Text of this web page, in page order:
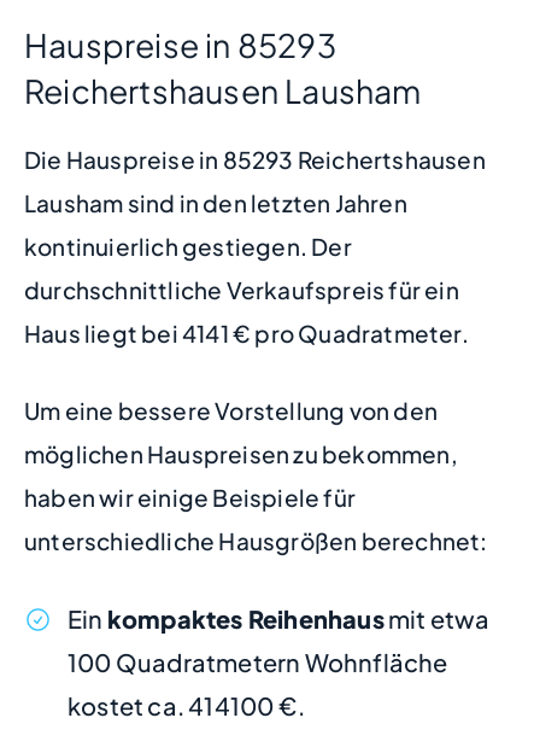
Hauspreise in 85293
Reichertshausen Lausham
Die Hauspreise in 85293 Reichertshausen
Lausham sind in den letzten Jahren
kontinuierlich gestiegen. Der
durchschnittliche Verkaufspreis für ein
Haus liegt bei 4141 € pro Quadratmeter.
Um eine bessere Vorstellung von den
möglichen Hauspreisen zu bekommen,
haben wir einige Beispiele für
unterschiedliche Hausgrößen berechnet:
Ein kompaktes Reihenhausmit etwa
100 Quadratmetern Wohnfläche
kostet ca. 414100 €.